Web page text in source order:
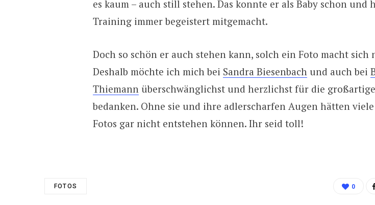
es kaum – auch still stehen. Das konnte er als Baby schon und
Training immer begeistert mitgemacht.
Doch so schön er auch stehen kann, solch ein Foto macht sich
Deshalb möchte ich mich bei Sandra Biesenbachund auch bei
Thiemannüberschwänglichst und herzlichst für die
bedanken. Ohne sie und ihre adlerscharfen Augen hätten
Fotos gar nicht entstehen können. Ihr seid toll!
FOTOS 0